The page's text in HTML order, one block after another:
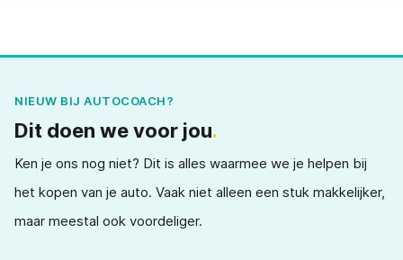
NIEUW BIJ AUTOCOACH?
Dit doen we voor jou.
Ken je ons nog niet? Dit is alles waarmee we je helpen bij
het kopen van je auto. Vaak niet alleen een stuk makkelijker,
maar meestal ook voordeliger.